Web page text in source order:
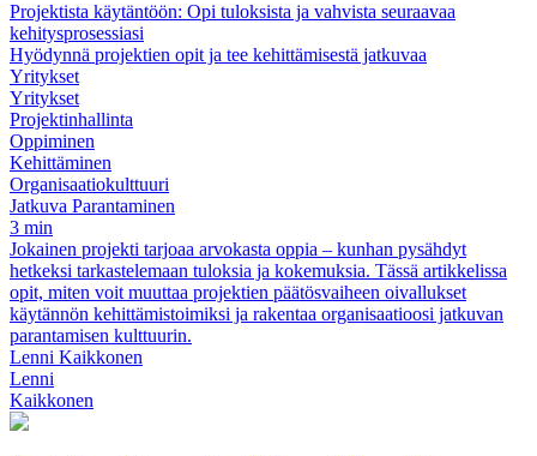
Projektista käytäntöön: Opi tuloksista ja vahvista seuraavaa
kehitysprosessiasi
Hyödynnä projektien opit ja tee kehittämisestä jatkuvaa
Yritykset
Yritykset
Projektinhallinta
Oppiminen
Kehittäminen
Organisaatiokulttuuri
Jatkuva Parantaminen
3 min
Jokainen projekti tarjoaa arvokasta oppia – kunhan pysähdyt
hetkeksi tarkastelemaan tuloksia ja kokemuksia. Tässä artikkelissa
opit, miten voit muuttaa projektien päätösvaiheen oivallukset
käytännön kehittämistoimiksi ja rakentaa organisaatioosi jatkuvan
parantamisen kulttuurin.
Lenni Kaikkonen
Lenni
Kaikkonen